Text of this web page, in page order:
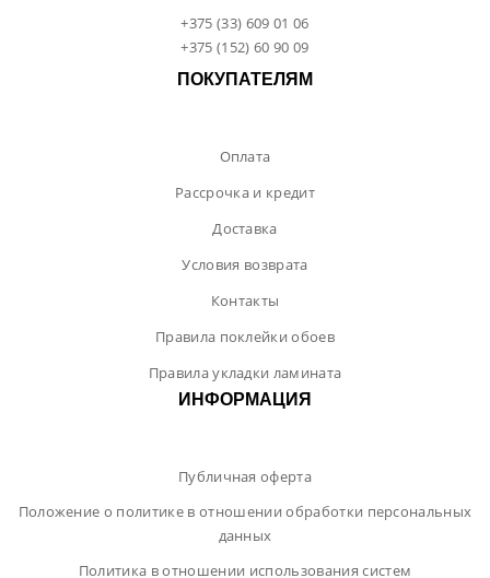
+375 (33) 609 01 06
+375 (152) 60 90 09
ПОКУПАТЕЛЯМ
Оплата
Рассрочка и кредит
Доставка
Условия возврата
Контакты
Правила поклейки обоев
Правила укладки ламината
ИНФОРМАЦИЯ
Публичная оферта
Положение о политике в отношении обработки персональных
данных
Политика в отношении использования систем